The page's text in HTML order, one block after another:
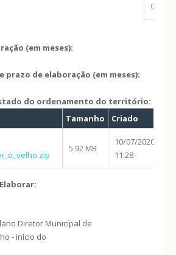
(em meses):
prazo de elaboração (em meses):
do ordenamento do território:
Tamanho Criado
5.92 MB
10/07/2020 -
11:28
Diretor Municipal de
- início do